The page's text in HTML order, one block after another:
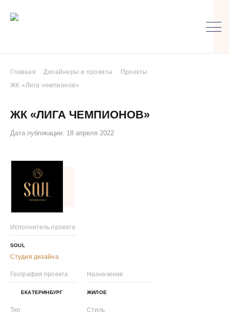
Главная Дизайнеры и проекты
Проекты
ЖК «Лига чемпионов»
ЖК «ЛИГА ЧЕМПИОНОВ»
Дата публикации: 18 апреля 2022
Исполнитель проекта
SOUL
Студия дизайна
География проекта
ЕКАТЕРИНБУРГ
Назначение
ЖИЛОЕ
Тип Стиль